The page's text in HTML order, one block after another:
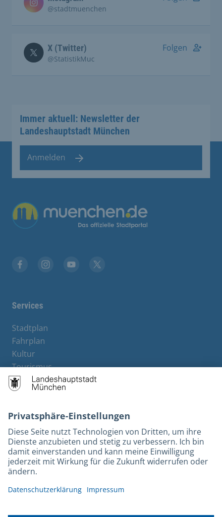
@stadtmuenchen
X (Twitter)
@StatistikMuc
Folgen
Immer aktuell: Newsletter der
Landeshauptstadt München
Anmelden
Services
Stadtplan
Fahrplan
Kultur
Tourismus
M-Strom
Bürgerservice
Kontakt
Barrierefreiheit
Leichte Sprache
Gebärdensprache
Kontakt